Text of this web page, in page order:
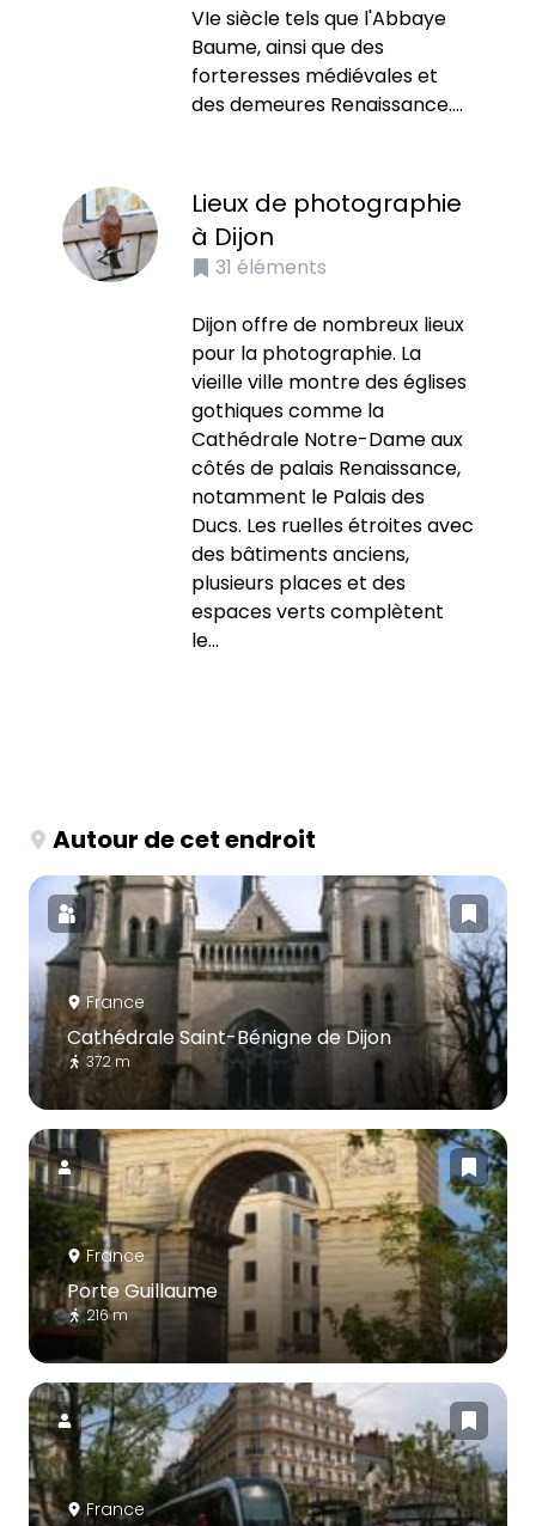
VIe siècle tels que l'Abbaye
Baume, ainsi que des
forteresses médiévales et
des demeures Renaissance....
Lieux de photographie
à Dijon
31 éléments
Dijon offre de nombreux lieux
pour la photographie. La
vieille ville montre des églises
gothiques comme la
Cathédrale Notre-Dame aux
côtés de palais Renaissance,
notamment le Palais des
Ducs. Les ruelles étroites avec
des bâtiments anciens,
plusieurs places et des
espaces verts complètent
le...
Autour de cet endroit
France
Cathédrale Saint-Bénigne de Dijon
372 m
France
Porte Guillaume
216 m
France